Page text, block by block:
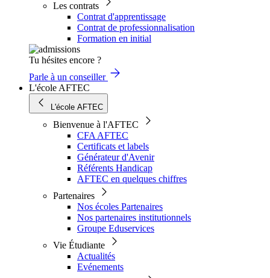
Les contrats
Contrat d'apprentissage
Contrat de professionnalisation
Formation en initial
Tu hésites encore ?
Parle à un conseiller
L'école AFTEC
L'école AFTEC
Bienvenue à l'AFTEC
CFA AFTEC
Certificats et labels
Générateur d'Avenir
Référents Handicap
AFTEC en quelques chiffres
Partenaires
Nos écoles Partenaires
Nos partenaires institutionnels
Groupe Eduservices
Vie Étudiante
Actualités
Evénements